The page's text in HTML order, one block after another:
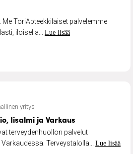
ToriApteekkilaiset palvelemme
iloisella... Lue lisää
Kuopio, Iisalmi
yritys
Iisalmi ja Varkaus
terveydenhuollon palvelut
Terveystalolla... Lue lisää